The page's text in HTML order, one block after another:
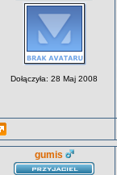
Dołączyła: 28 Maj 2008
gumis